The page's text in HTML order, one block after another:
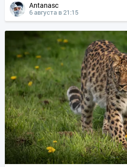
Antanasc
6 августа в 21:15